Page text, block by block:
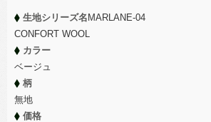
生地シリーズ名 MARLANE-04
CONFORT WOOL
カラー
ベージュ
柄
無地
価格